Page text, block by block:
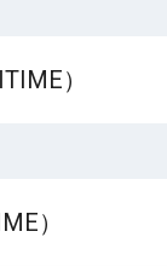
）
）